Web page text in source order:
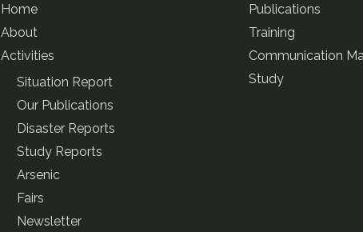
Home
About
Activities
Situation Report
Our Publications
Disaster Reports
Study Reports
Arsenic
Fairs
Newsletter
Publications
Training
Communication
Study